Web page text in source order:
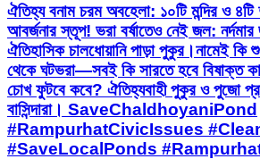
ঐতিহ্য বনাম চরম অবহেলা: ১০টি মন্দির ও
আবর্জনার স্তূপ! ভরা বর্ষাতেও নেই জল:
ঐতিহাসিক চালধোয়ানি পাড়া পুকুর।নামেই কি
থেকে ঘটভরা—সবই কি সারতে হবে বিষাক্ত
চোখ ফুটবে কবে? ঐতিহ্যবাহী পুকুর ও পুজো
বাসিন্দারা। SaveChaldhoyaniPond
#RampurhatCivicIssues
#SaveLocalPonds